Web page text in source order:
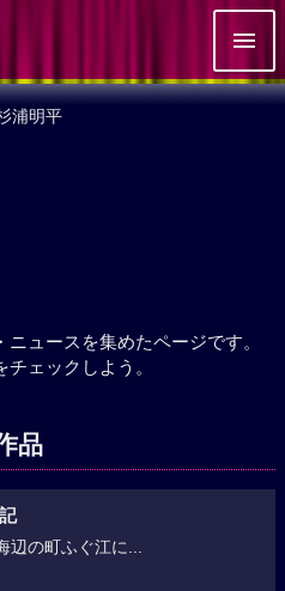
浦明平
ュースを集めたページです。
ェックしよう。
品
辺の町ふぐ江に...